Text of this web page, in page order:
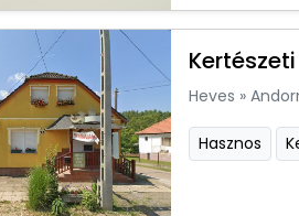
Heves »
Hasznos